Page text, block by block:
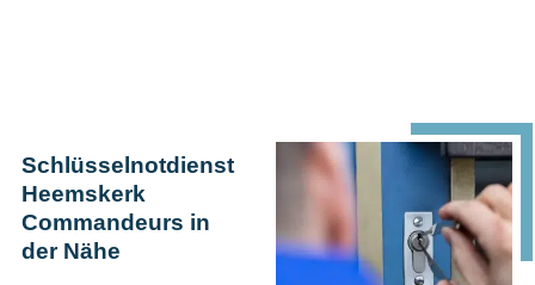
Schlüsselnotdienst
Heemskerk
Commandeurs in
der Nähe